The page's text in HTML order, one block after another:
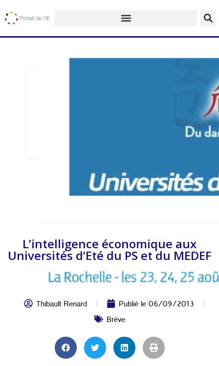
L’intelligence économique aux
Universités d’Eté du PS et du MEDEF
Thibault Renard Publié le06/09/2013
Brève